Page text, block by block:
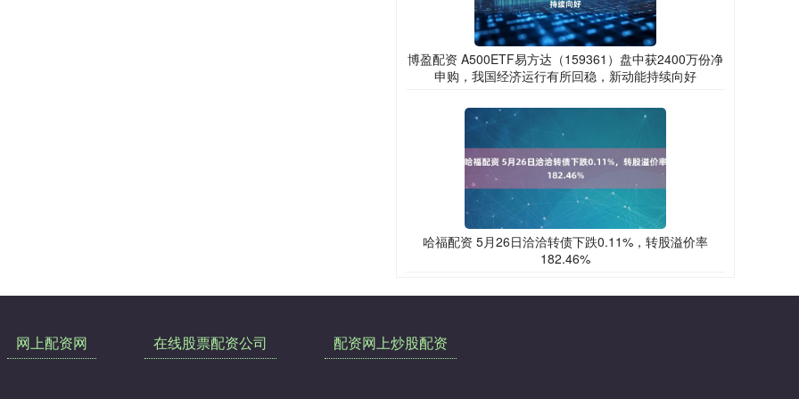
博盈配资 A500ETF易方达（159361）盘中获2400万份净
申购，我国经济运行有所回稳，新动能持续向好
哈福配资 5月26日洽洽转债下跌0.11%，转股溢价率
182.46%
网上配资网 在线股票配资公司 配资网上炒股配资